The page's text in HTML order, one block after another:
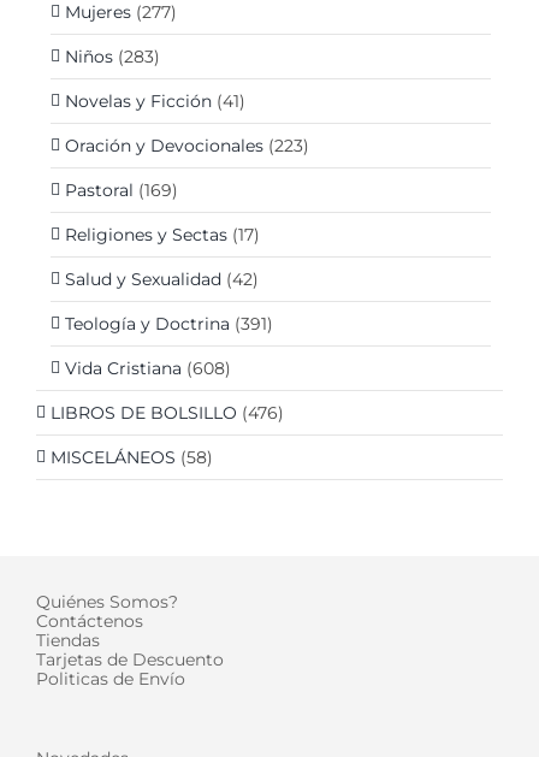
Mujeres (277)
Niños (283)
Novelas y Ficción (41)
Oración y Devocionales (223)
Pastoral (169)
Religiones y Sectas (17)
Salud y Sexualidad (42)
Teología y Doctrina (391)
Vida Cristiana (608)
LIBROS DE BOLSILLO (476)
MISCELÁNEOS (58)
Quiénes Somos?
Contáctenos
Tiendas
Tarjetas de Descuento
Politicas de Envío